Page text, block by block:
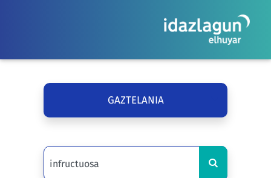
GAZTELANIA